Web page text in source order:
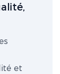
et